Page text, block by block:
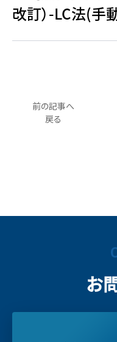
改訂）-LC法(手
前の記事へ
戻る
お